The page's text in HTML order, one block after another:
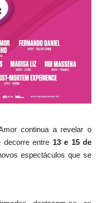
continua a revelar o
entre 13 e 15 de
espectáculos que se